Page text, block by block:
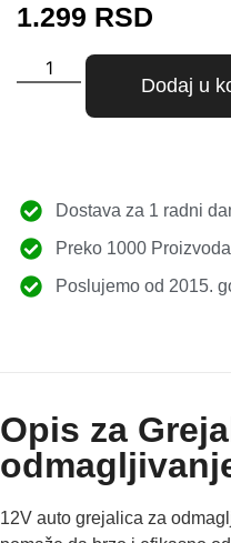
1.299 RSD
Dodaj u
Dostava za 1 radni
Preko 1000
Poslujemo od 2015.
Opis za
12V auto grejalica za